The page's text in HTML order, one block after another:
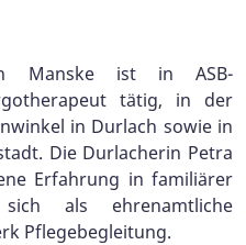
Manske ist in ASB-
tätig, in der
in Durlach sowie in
Die Durlacherin Petra
Erfahrung in familiärer
als ehrenamtliche
Pflegebegleitung.